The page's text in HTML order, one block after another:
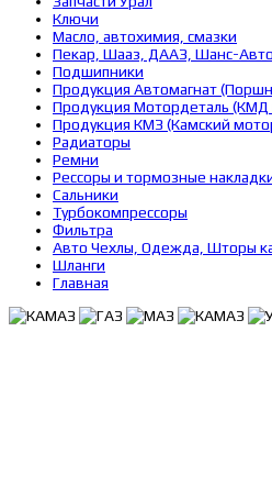
Ключи
Масло, автохимия, смазки
Пекар, Шааз, ДААЗ, Шанс-Авто
Подшипники
Продукция Автомагнат
Продукция Мотордеталь (КМД
Продукция КМЗ (Камский
Радиаторы
Ремни
Рессоры и тормозные
Сальники
Турбокомпрессоры
Фильтра
Авто Чехлы, Одежда, Шторы
Шланги
Главная